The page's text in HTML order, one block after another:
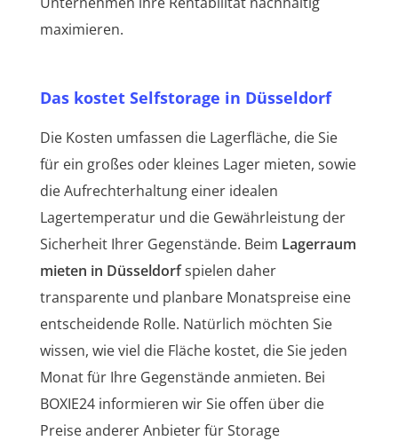
maximieren.
Das kostet Selfstorage in Düsseldorf
Die Kosten umfassen die Lagerfläche, die Sie
für ein großes oder kleines Lager mieten, sowie
die Aufrechterhaltung einer idealen
Lagertemperatur und die Gewährleistung der
Sicherheit Ihrer Gegenstände. Beim Lagerraum
mieten in Düsseldorfspielen daher
transparente und planbare Monatspreise eine
entscheidende Rolle. Natürlich möchten Sie
wissen, wie viel die Fläche kostet, die Sie jeden
Monat für Ihre Gegenstände anmieten. Bei
BOXIE24 informieren wir Sie offen über die
Preise anderer Anbieter für Storage